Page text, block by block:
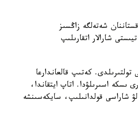
شەتەلگە زاڭسىز
شارالار اتقارىلىپ
بۇگىندە ونىڭ 20 پايىزىنىڭ ورنى تولتىرىلدى. كەتىپ قالعاندارعا
ىسكە اسىرىلۋدا. اتاپ ايتقاندا،
شاراسى قولدانىلىپ، سايكەسىنشە